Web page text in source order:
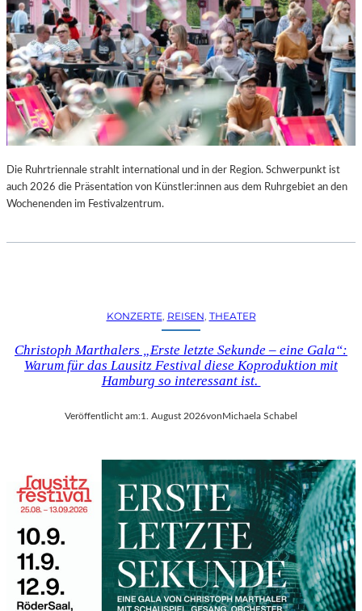
Die Ruhrtriennale strahlt international und in der Region. Schwerpunkt ist
auch 2026 die Präsentation von Künstler:innen aus dem Ruhrgebiet an den
Wochenenden im Festivalzentrum.
KONZERTE, REISEN, THEATER
Christoph Marthalers „Erste letzte Sekunde – eine Gala“:
Warum für das Lausitz Festival diese Koproduktion mit
Hamburg so interessant ist.
Veröffentlicht am:1. August 2026von Michaela Schabel